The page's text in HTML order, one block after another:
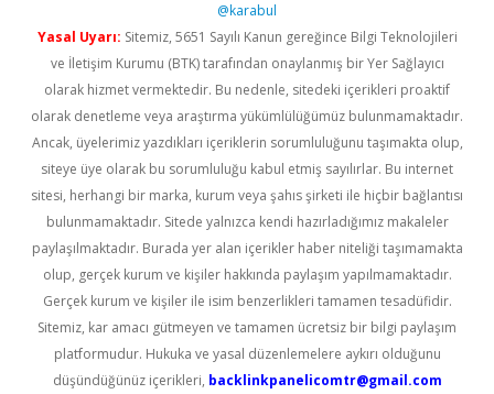
@karabul
Yasal Uyarı: Sitemiz, 5651 Sayılı Kanun gereğince Bilgi Teknolojileri
ve İletişim Kurumu (BTK) tarafından onaylanmış bir Yer Sağlayıcı
olarak hizmet vermektedir. Bu nedenle, sitedeki içerikleri proaktif
olarak denetleme veya araştırma yükümlülüğümüz bulunmamaktadır.
Ancak, üyelerimiz yazdıkları içeriklerin sorumluluğunu taşımakta olup,
siteye üye olarak bu sorumluluğu kabul etmiş sayılırlar. Bu internet
sitesi, herhangi bir marka, kurum veya şahıs şirketi ile hiçbir bağlantısı
bulunmamaktadır. Sitede yalnızca kendi hazırladığımız makaleler
paylaşılmaktadır. Burada yer alan içerikler haber niteliği taşımamakta
olup, gerçek kurum ve kişiler hakkında paylaşım yapılmamaktadır.
Gerçek kurum ve kişiler ile isim benzerlikleri tamamen tesadüfidir.
Sitemiz, kar amacı gütmeyen ve tamamen ücretsiz bir bilgi paylaşım
platformudur. Hukuka ve yasal düzenlemelere aykırı olduğunu
düşündüğünüz içerikleri, backlinkpanelicomtr@gmail.com